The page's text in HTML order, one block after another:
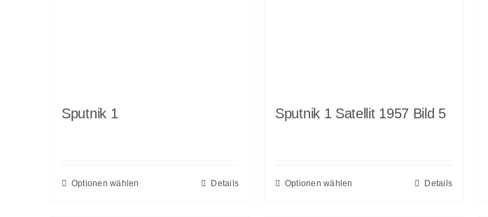
Sputnik 1
Optionen wählen Details
Sputnik 1 Satellit 1957 Bild 5
Optionen wählen Details